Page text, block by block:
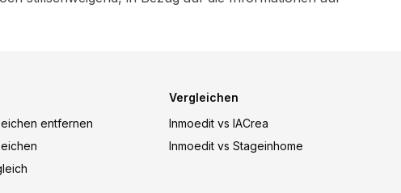
entfernen
Vergleichen
Inmoedit vs IACrea
Inmoedit vs Stageinhome